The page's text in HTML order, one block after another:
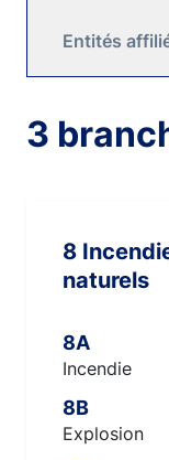
Entités
3
8 Incendie et éléments
naturels
8A
Incendie
8B
Explosion